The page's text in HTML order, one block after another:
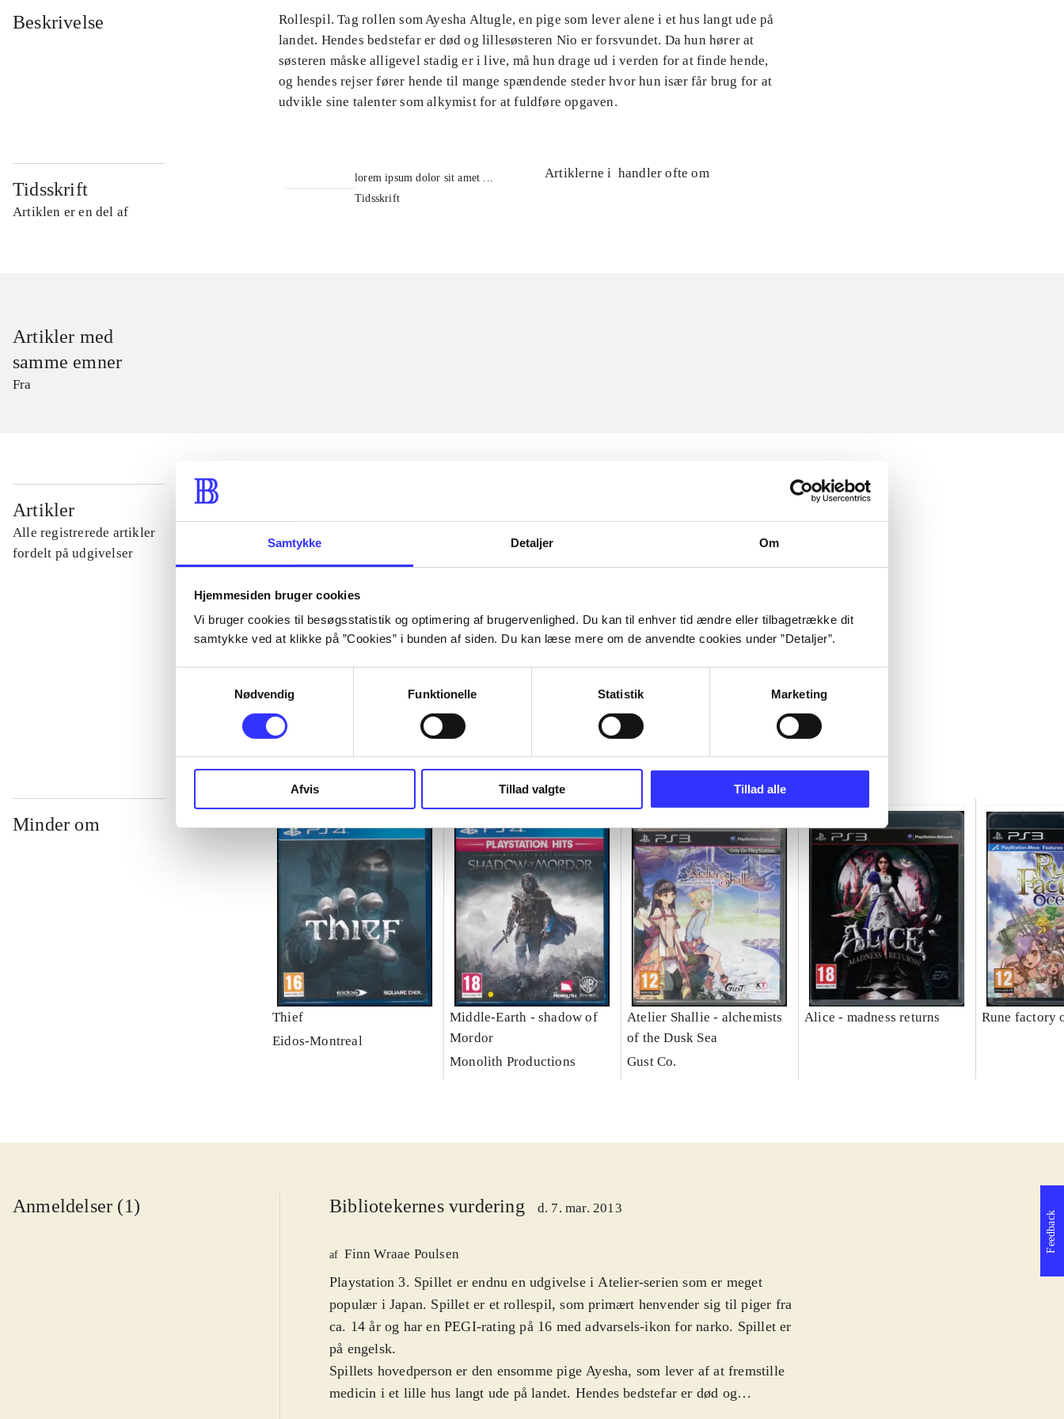
Samtykke Detaljer Om
Hjemmesiden bruger cookies
Vi bruger cookies til besøgsstatistik og optimering af brugervenlighed. Du kan til enhver tid ændre eller tilbagetrække dit
samtykke ved at klikke på ”Cookies” i bunden af siden. Du kan læse mere om de anvendte cookies under ”Detaljer”.
Nødvendig
Funktionelle Statistik Marketing
Afvis Tillad valgte Tillad alle
Beskrivelse
Rollespil. Tag rollen som Ayesha Altugle, en pige som lever alene i et hus langt ude på
landet. Hendes bedstefar er død og lillesøsteren Nio er forsvundet. Da hun hører at
søsteren måske alligevel stadig er i live, må hun drage ud i verden for at finde hende,
og hendes rejser fører hende til mange spændende steder hvor hun især får brug for at
udvikle sine talenter som alkymist for at fuldføre opgaven.
Tidsskrift
Artiklen er en del af
lorem ipsum dolor sit amet ...
Tidsskrift
Artiklerne i handler ofte om
Artikler med
samme emner
Fra
Artikler
Alle registrerede artikler
fordelt på udgivelser
...
...
...
Minder om
Thief
Eidos-Montreal
Middle-Earth - shadow of
Mordor
Monolith Productions
Atelier Shallie - alchemists
of the Dusk Sea
Gust Co.
Alice - madness returns Rune factory
Anmeldelser (1) Bibliotekernes vurdering d. 7. mar. 2013
af Finn Wraae Poulsen
Playstation 3. Spillet er endnu en udgivelse i Atelier-serien som er meget
populær i Japan. Spillet er et rollespil, som primært henvender sig til piger fra
ca. 14 år og har en PEGI-rating på 16 med advarsels-ikon for narko. Spillet er
på engelsk.
Spillets hovedperson er den ensomme pige Ayesha, som lever af at fremstille
medicin i et lille hus langt ude på landet. Hendes bedstefar er død og
Feedback